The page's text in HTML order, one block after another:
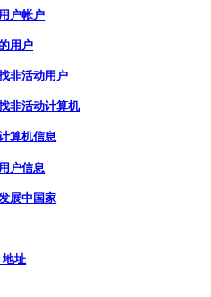
户帐户
用户
非活动用户
非活动计算机
算机信息
户信息
展中国家
地址